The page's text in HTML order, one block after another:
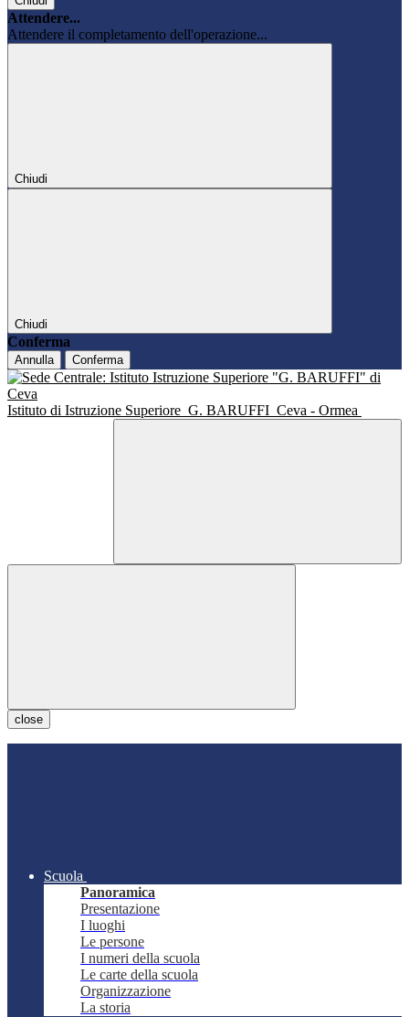
Attendere...
Attendere il completamento dell'operazione...
Chiudi
Chiudi
Conferma
Annulla Conferma
Istituto di Istruzione Superiore G. BARUFFI Ceva - Ormea
close
Scuola
Panoramica
Presentazione
I luoghi
Le persone
I numeri della scuola
Le carte della scuola
Organizzazione
La storia